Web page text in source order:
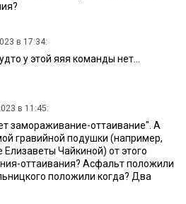
в 17:34:
у этой яяя команды нет...
в 11:45:
замораживание-оттаивание". А
гравийной подушки (например,
Елизаветы Чайкиной) от этого
оттаивания? Асфальт положили
положили когда? Два